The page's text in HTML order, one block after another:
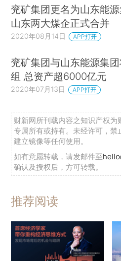
兖矿集团更名为山东能
山东两大煤企正式合并
2020年08月14日 APP打开
兖矿集团与山东能源集
组 总资产超6000亿元
2020年07月13日 APP打开
财新网所刊载内容之知识产权为
专属所有或持有。未经许可，禁
建立镜像等任何使用。
如有意愿转载，请发邮件至
确认及授权后，方可转载。
推荐阅读